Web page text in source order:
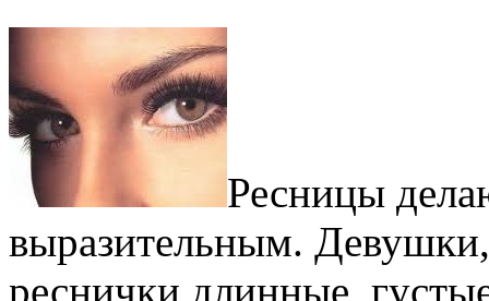
Ресницы
выразительным.
реснички длинные,